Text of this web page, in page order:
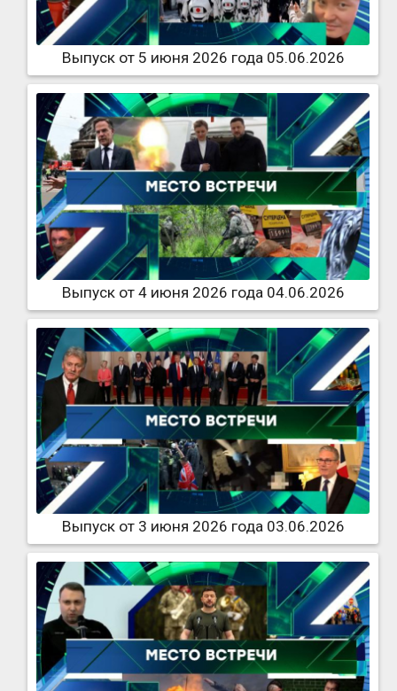
Выпуск от 5 июня 2026 года 05.06.2026
Выпуск от 4 июня 2026 года 04.06.2026
Выпуск от 3 июня 2026 года 03.06.2026